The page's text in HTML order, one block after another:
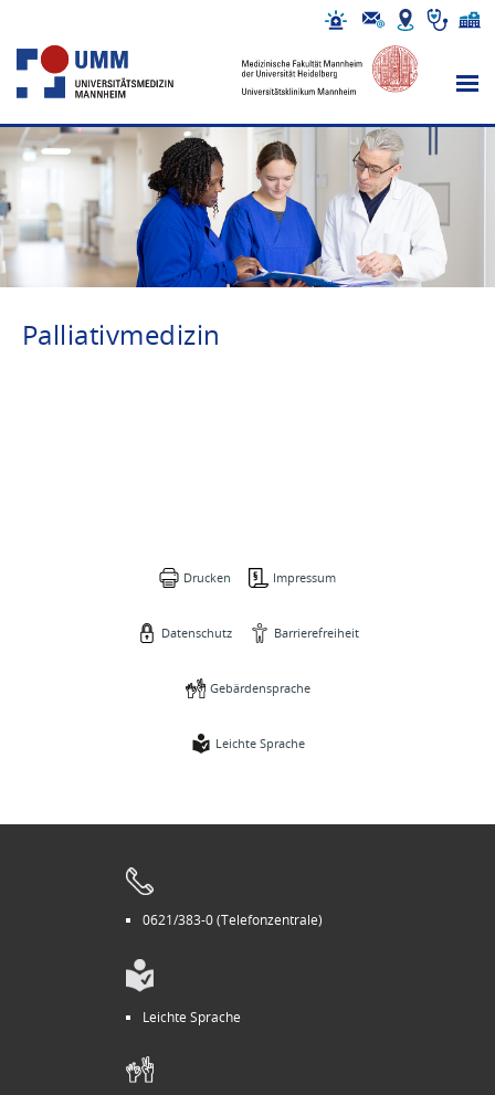
Palliativmedizin
Drucken Impressum
Datenschutz Barrierefreiheit
Gebärdensprache
Leichte Sprache
0621/383-0 (Telefonzentrale)
Leichte Sprache